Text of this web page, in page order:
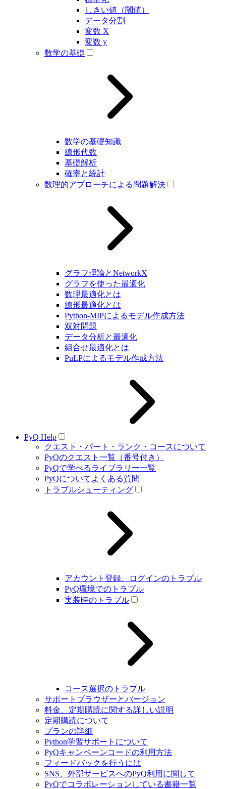
しきい値（閾値）
データ分割
変数 X
変数 y
数学の基礎
数学の基礎知識
線形代数
基礎解析
確率と統計
数理的アプローチによる問題解決
グラフ理論とNetworkX
グラフを使った最適化
数理最適化とは
線形最適化とは
Python-MIPによるモデル作成方法
双対問題
データ分析と最適化
組合せ最適化とは
PuLPによるモデル作成方法
PyQ Help
クエスト・パート・ランク・コースについて
PyQのクエスト一覧（番号付き）
PyQで学べるライブラリー一覧
PyQについてよくある質問
トラブルシューティング
アカウント登録、ログインのトラブル
PyQ環境でのトラブル
実装時のトラブル
コース選択のトラブル
サポートブラウザーとバージョン
料金、定期購読に関する詳しい説明
定期購読について
プランの詳細
Python学習サポートについて
PyQキャンペーンコードの利用方法
フィードバックを行うには
SNS、外部サービスへのPyQ利用に関して
PyQでコラボレーションしている書籍一覧